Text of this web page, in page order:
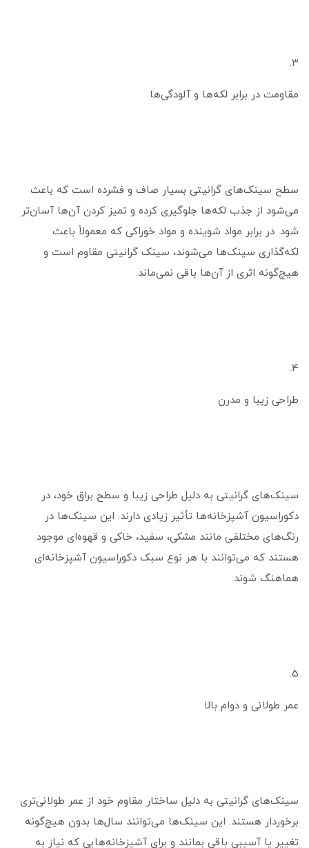
3.
مقاومت در برابر لکه‌ها و آلودگی‌ها
سطح سینک‌های گرانیتی بسیار صاف و فشرده است که باعث
می‌شود از جذب لکه‌ها جلوگیری کرده و تمیز کردن آن‌ها آسان‌تر
شود. در برابر مواد شوینده و مواد خوراکی که معمولاً باعث
لکه‌گذاری سینک‌ها می‌شوند، سینک گرانیتی مقاوم است و
هیچ‌گونه اثری از آن‌ها باقی نمی‌ماند.
4.
طراحی زیبا و مدرن
سینک‌های گرانیتی به دلیل طراحی زیبا و سطح براق خود، در
دکوراسیون آشپزخانه‌ها تأثیر زیادی دارند. این سینک‌ها در
رنگ‌های مختلفی مانند مشکی، سفید، خاکی و قهوه‌ای موجود
هستند که می‌توانند با هر نوع سبک دکوراسیون آشپزخانه‌ای
هماهنگ شوند.
5.
عمر طولانی و دوام بالا
سینک‌های گرانیتی به دلیل ساختار مقاوم خود از عمر طولانی‌تری
برخوردار هستند. این سینک‌ها می‌توانند سال‌ها بدون هیچ‌گونه
تغییر یا آسیبی باقی بمانند و برای آشپزخانه‌هایی که نیاز به